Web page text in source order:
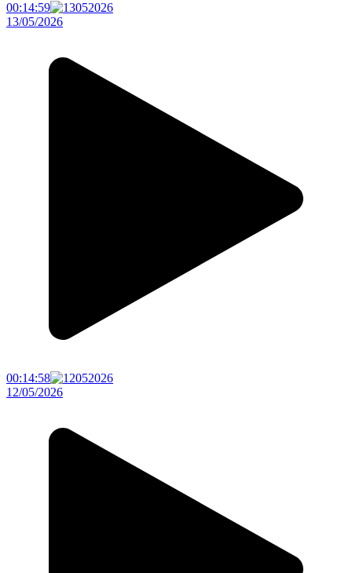
00:14:59
13/05/2026
00:14:58
12/05/2026